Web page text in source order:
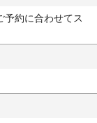
予約に合わせてス